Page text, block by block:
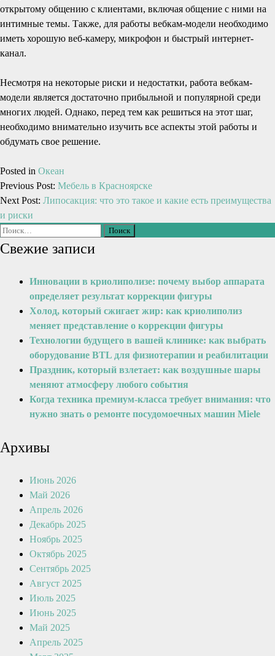
открытому общению с клиентами, включая общение с ними на
интимные темы. Также, для работы вебкам-модели необходимо
иметь хорошую веб-камеру, микрофон и быстрый интернет-
канал.
Несмотря на некоторые риски и недостатки, работа вебкам-
модели является достаточно прибыльной и популярной среди
многих людей. Однако, перед тем как решиться на этот шаг,
необходимо внимательно изучить все аспекты этой работы и
обдумать свое решение.
Posted in Океан
Previous Post: Мебель в Красноярске
Next Post: Липосакция: что это такое и какие есть преимущества
и риски
Свежие записи
Инновации в криолиполизе: почему выбор аппарата
определяет результат коррекции фигуры
Холод, который сжигает жир: как криолиполиз
меняет представление о коррекции фигуры
Технологии будущего в вашей клинике: как выбрать
оборудование BTL для физиотерапии и реабилитации
Праздник, который взлетает: как воздушные шары
меняют атмосферу любого события
Когда техника премиум-класса требует внимания: что
нужно знать о ремонте посудомоечных машин Miele
Архивы
Июнь 2026
Май 2026
Апрель 2026
Декабрь 2025
Ноябрь 2025
Октябрь 2025
Сентябрь 2025
Август 2025
Июль 2025
Июнь 2025
Май 2025
Апрель 2025